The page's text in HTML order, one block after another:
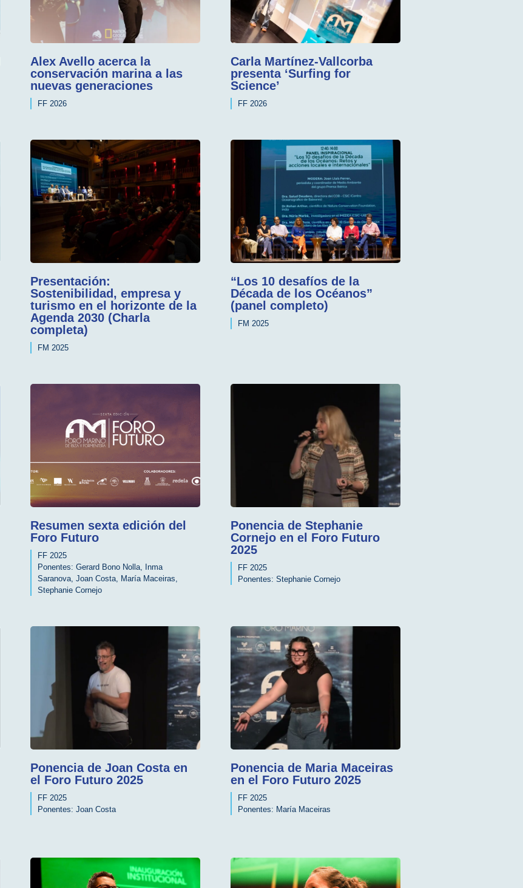
Alex Avello acerca la
conservación marina a las
nuevas generaciones
FF 2026
Carla Martínez-Vallcorba
presenta ‘Surfing for
Science’
FF 2026
Presentación:
Sostenibilidad, empresa y
turismo en el horizonte de la
Agenda 2030 (Charla
completa)
FM 2025
“Los 10 desafíos de la
Década de los Océanos”
(panel completo)
FM 2025
Resumen sexta edición del
Foro Futuro
FF 2025
Ponentes: Gerard Bono Nolla Inma
Saranova Joan Costa María Maceiras
Stephanie Cornejo
Ponencia de Stephanie
Cornejo en el Foro Futuro
2025
FF 2025
Ponentes: Stephanie Cornejo
Ponencia de Joan Costa en
el Foro Futuro 2025
FF 2025
Ponentes: Joan Costa
Ponencia de Maria Maceiras
en el Foro Futuro 2025
FF 2025
Ponentes: María Maceiras